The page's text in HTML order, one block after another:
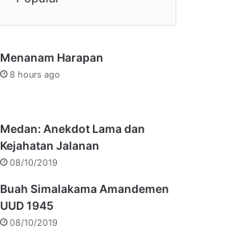
Menanam Harapan
8 hours ago
Medan: Anekdot Lama dan
Kejahatan Jalanan
08/10/2019
Buah Simalakama Amandemen
UUD 1945
08/10/2019